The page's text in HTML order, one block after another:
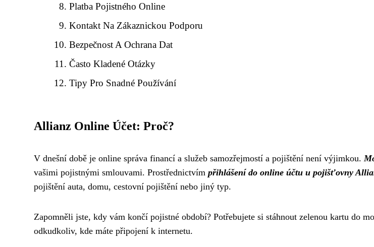
Platba Pojistného Online
Kontakt Na Zákaznickou Podporu
Bezpečnost A Ochrana Dat
Často Kladené Otázky
Tipy Pro Snadné Používání
Allianz Online Účet: Proč?
V dnešní době je online správa financí a služeb samozřejmostí a pojištění není výjimkou.
vašimi pojistnými smlouvami. Prostřednictvím přihlášení do online účtu u pojišťovny
pojištění auta, domu, cestovní pojištění nebo jiný typ.
Zapomněli jste, kdy vám končí pojistné období? Potřebujete si stáhnout zelenou kartu do
odkudkoliv, kde máte připojení k internetu.